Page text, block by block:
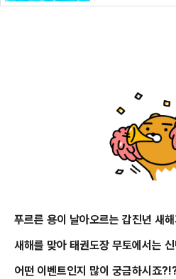
푸르른 용이 날아오르는 갑진년 새
새해를 맞아 태권도장 무토에서는
어떤 이벤트인지 많이 궁금하시죠